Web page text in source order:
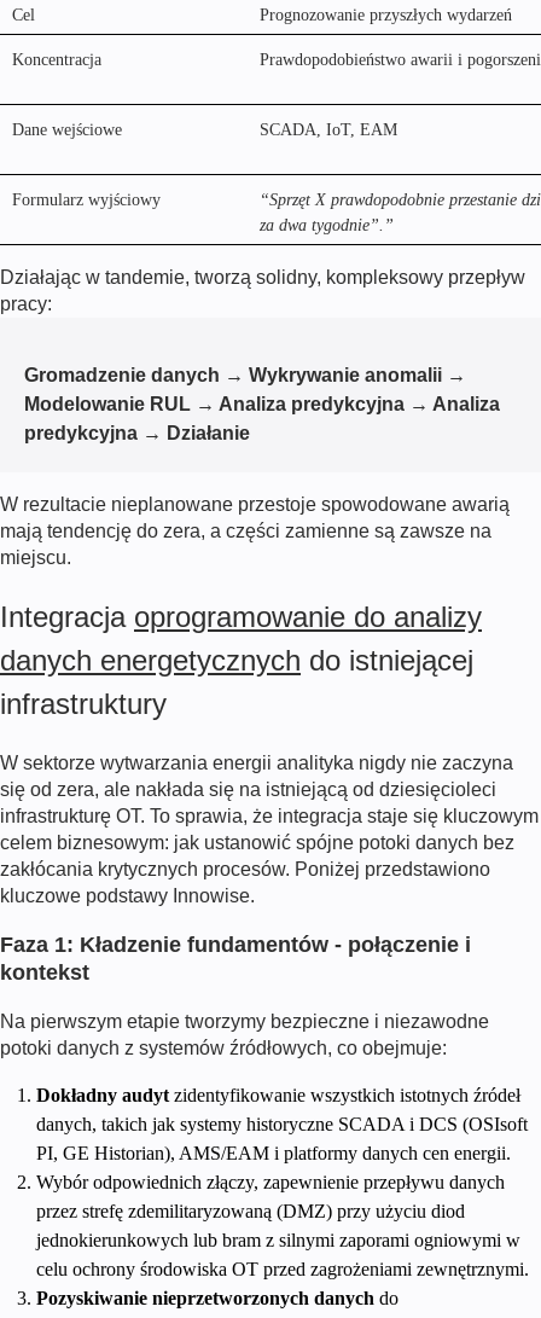
Cel Prognozowanie przyszłych wydarzeń
Koncentracja Prawdopodobieństwo awarii i
Dane wejściowe SCADA, IoT, EAM
Formularz wyjściowy
“Sprzęt X prawdopodobnie przestanie
za dwa tygodnie”.”
Działając w tandemie, tworzą solidny, kompleksowy przepływ
pracy:
Gromadzenie danych → Wykrywanie anomalii →
Modelowanie RUL → Analiza predykcyjna → Analiza
predykcyjna → Działanie
W rezultacie nieplanowane przestoje spowodowane awarią
mają tendencję do zera, a części zamienne są zawsze na
miejscu.
Integracja oprogramowanie do analizy
danych energetycznych do istniejącej
infrastruktury
W sektorze wytwarzania energii analityka nigdy nie zaczyna
się od zera, ale nakłada się na istniejącą od dziesięcioleci
infrastrukturę OT. To sprawia, że integracja staje się kluczowym
celem biznesowym: jak ustanowić spójne potoki danych bez
zakłócania krytycznych procesów. Poniżej przedstawiono
kluczowe podstawy Innowise.
Faza 1: Kładzenie fundamentów - połączenie i
kontekst
Na pierwszym etapie tworzymy bezpieczne i niezawodne
potoki danych z systemów źródłowych, co obejmuje:
Dokładny audyt zidentyfikowanie wszystkich istotnych źródeł
danych, takich jak systemy historyczne SCADA i DCS (OSIsoft
PI, GE Historian), AMS/EAM i platformy danych cen energii.
Wybór odpowiednich złączy, zapewnienie przepływu danych
przez strefę zdemilitaryzowaną (DMZ) przy użyciu diod
jednokierunkowych lub bram z silnymi zaporami ogniowymi w
celu ochrony środowiska OT przed zagrożeniami zewnętrznymi.
Pozyskiwanie nieprzetworzonych danych do